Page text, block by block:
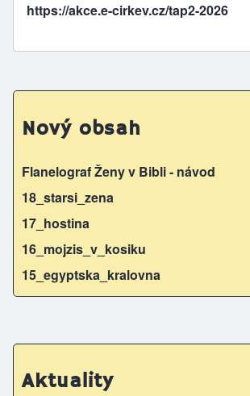
https://akce.e-cirkev.cz/tap2-2026
Nový obsah
Flanelograf Ženy v Bibli - návod
18_starsi_zena
17_hostina
16_mojzis_v_kosiku
15_egyptska_kralovna
Aktuality